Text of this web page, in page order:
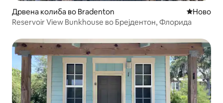
Дрвена колиба во Bradenton Ново
Ново
Reservoir View Bunkhouse во Брејдентон, Флорида